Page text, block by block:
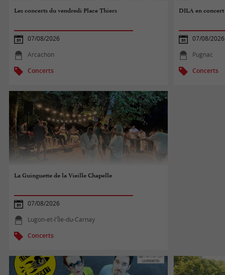
Les concerts du vendredi Place Thiers
07/08/2026
Arcachon
Concerts
DILA en
07/08/2026
Pugnac
Concerts
La Guinguette de la Vieille Chapelle
07/08/2026
Lugon-et-l'Île-du-Carnay
Concerts